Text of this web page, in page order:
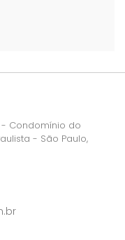
- Condomínio do
- São Paulo,